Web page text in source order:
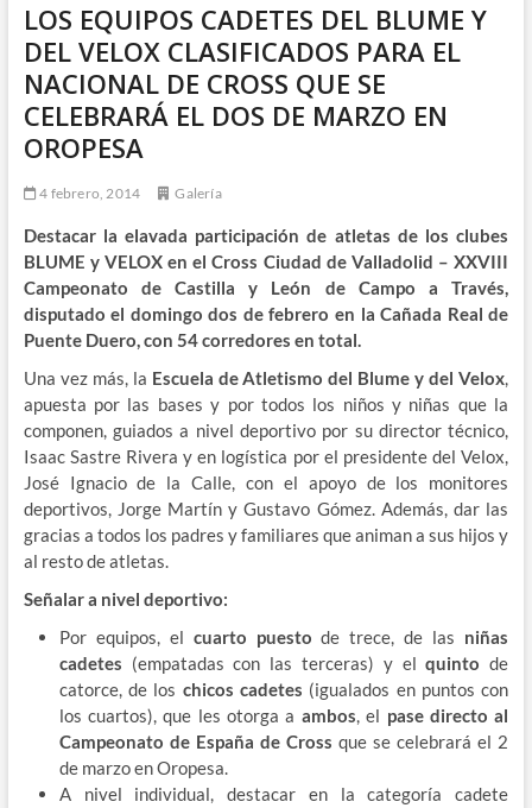
LOS EQUIPOS CADETES DEL BLUME Y
DEL VELOX CLASIFICADOS PARA EL
NACIONAL DE CROSS QUE SE
CELEBRARÁ EL DOS DE MARZO EN
OROPESA
4 febrero, 2014 Galería
Destacar la elavada participación de atletas de los clubes
BLUME y VELOX en el Cross Ciudad de Valladolid – XXVIII
Campeonato de Castilla y León de Campo a Través,
disputado el domingo dos de febrero en la Cañada Real de
Puente Duero, con 54 corredores en total.
Una vez más, la Escuela de Atletismo del Blume y del Velox,
apuesta por las bases y por todos los niños y niñas que la
componen, guiados a nivel deportivo por su director técnico,
Isaac Sastre Rivera y en logística por el presidente del Velox,
José Ignacio de la Calle, con el apoyo de los monitores
deportivos, Jorge Martín y Gustavo Gómez. Además, dar las
gracias a todos los padres y familiares que animan a sus hijos y
al resto de atletas.
Señalar a nivel deportivo:
Por equipos, el cuarto puesto de trece, de las niñas
cadetes (empatadas con las terceras) y elquinto de
catorce, de los chicos cadetes (igualados en puntos con
los cuartos), que les otorga a ambos, el pase directo al
Campeonato de España de Crossque se celebrará el 2
de marzo en Oropesa.
A nivel individual, destacar en la categoría cadete